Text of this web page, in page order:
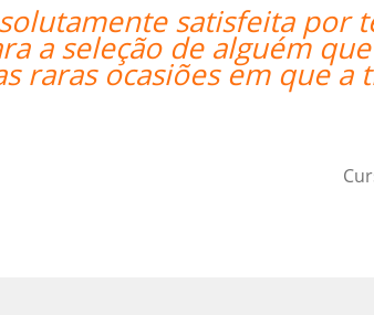
professor de Inglês!
russo para ajudai ainda
a aquisição de